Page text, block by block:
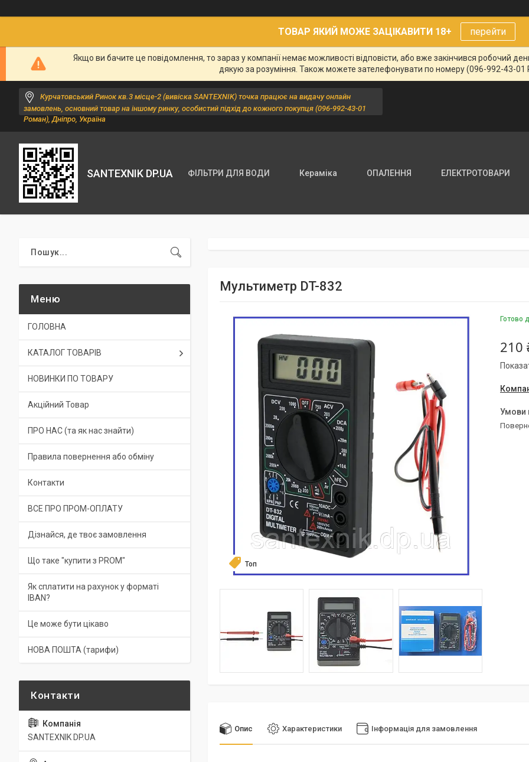
ТОВАР ЯКИЙ МОЖЕ ЗАЦІКАВИТИ 18+ перейти
Якщо ви бачите це повідомлення, то зараз у компанії немає можливості відповісти, або вже закінчився робочий
дякую за розуміння. Також можете зателефонувати по номеру (096-992-43-01
Курчатовський Ринок кв.3 місце-2 (вивіска SANTEXNIK) точка працює на видачу онлайн
замовлень, основний товар на іншому ринку, особистий підхід до кожного покупця (096-992-43-01
Роман), Дніпро, Україна
SANTEXNIK DP.UA ФІЛЬТРИ ДЛЯ ВОДИ Кераміка ОПАЛЕННЯ ЕЛЕКТРОТОВАРИ
Мультиметр DT-832
Топ
Готово
210
Опис Характеристики Інформація для замовлення
ГОЛОВНА
КАТАЛОГ ТОВАРІВ
НОВИНКИ ПО ТОВАРУ
Акційний Товар
ПРО НАС (та як нас знайти)
Правила повернення або обміну
Контакти
ВСЕ ПРО ПРОМ-ОПЛАТУ
Дізнайся, де твоє замовлення
Що таке "купити з PROM"
Як сплатити на рахунок у форматі
IBAN?
Це може бути цікаво
НОВА ПОШТА (тарифи)
SANTEXNIK DP.UA